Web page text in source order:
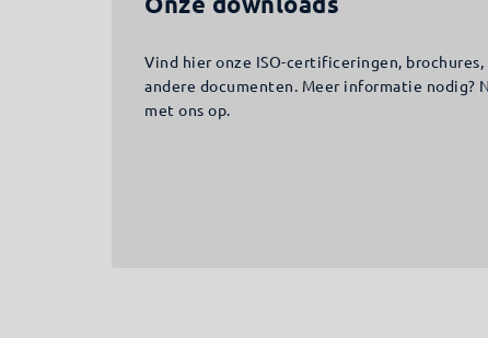
Vind hier onze ISO-certificeringen,
andere documenten. Meer informatie nodig?
met ons op.